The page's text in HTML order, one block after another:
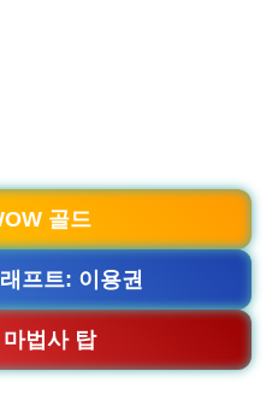
골드
프트: 이용권
마법사 탑